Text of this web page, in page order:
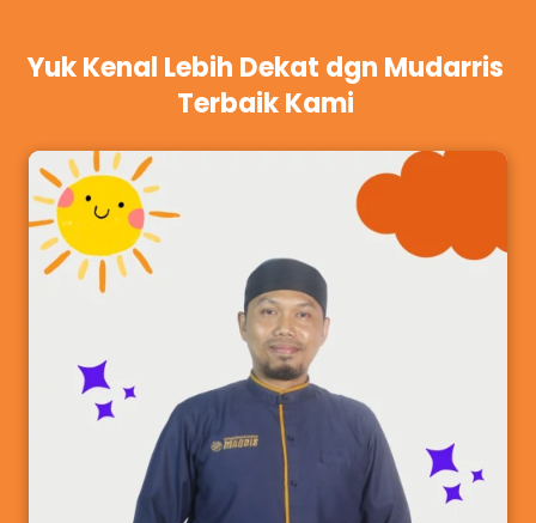
Yuk Kenal Lebih Dekat dgn Mudarris
Terbaik Kami